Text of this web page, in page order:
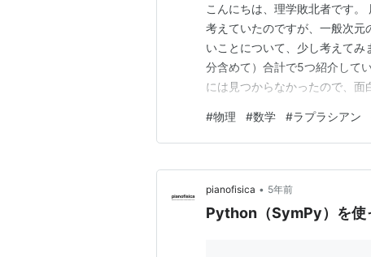
こんにちは、理学敗北者です
考えていたのですが、一般次
いことについて、少し考えて
分含めて）合計で5つ紹介して
には見つからなかったので、面
ガウスの発散定理を用いた議論
さったPS2 様…
#物理 #数学 #ラプラシアン
pianofisica • 5年前
Python（SymPy）を使